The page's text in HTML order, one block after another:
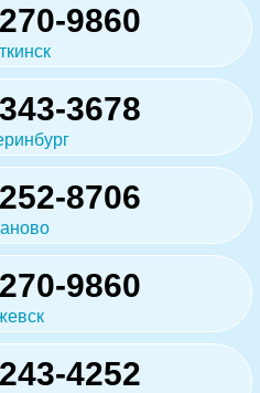
9860
3678
8706
9860
4252